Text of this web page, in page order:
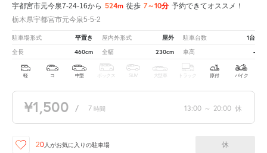
宇都宮市元今泉7-24-16から 524m 徒歩 7～10分 予約できてオススメ！
栃木県宇都宮市元今泉5-5-2
駐車場形式 平置き 屋内外形式 屋外 駐車台数 1台
全長 460cm 全幅 230cm 車高 -
軽 コ 中型 ボックス SUV 大型車 トラック 原付 バイク
¥1,500 / 7 時間 13:00 ～ 20:00 休
20人がお気に入りの駐車場 休